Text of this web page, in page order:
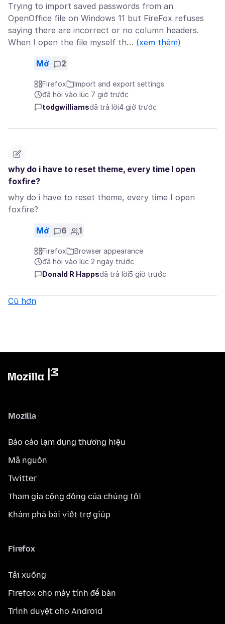
Trying to import saved passwords from an
OpenOffice file on Windows 11 but FireFox refuses
saying there are incorrect or no column headers.
When I open the file myself th… (xem thêm)
Mở 2
Firefox
Import and export settings
đã hỏi vào lúc 7 giờ trước
todgwilliamsđã trả lời4 giờ trước
why do i have to reset theme, every time I open
foxfire?
why do i have to reset theme, every time I open
foxfire?
Mở 6 1
Firefox
Browser appearance
đã hỏi vào lúc 2 ngày trước
Donald R Happsđã trả lời5 giờ trước
Cũ hơn
Mozilla
Báo cáo lạm dụng thương hiệu
Mã nguồn
Twitter
Tham gia cộng đồng của chúng tôi
Khám phá bài viết trợ giúp
Firefox
Tải xuống
Firefox cho máy tính để bàn
Trình duyệt cho Android